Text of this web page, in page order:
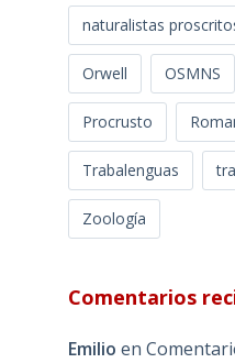
naturalistas
Orwell OSMNS
Procrusto
Trabalenguas
Zoología
Comentarios
Emilio en